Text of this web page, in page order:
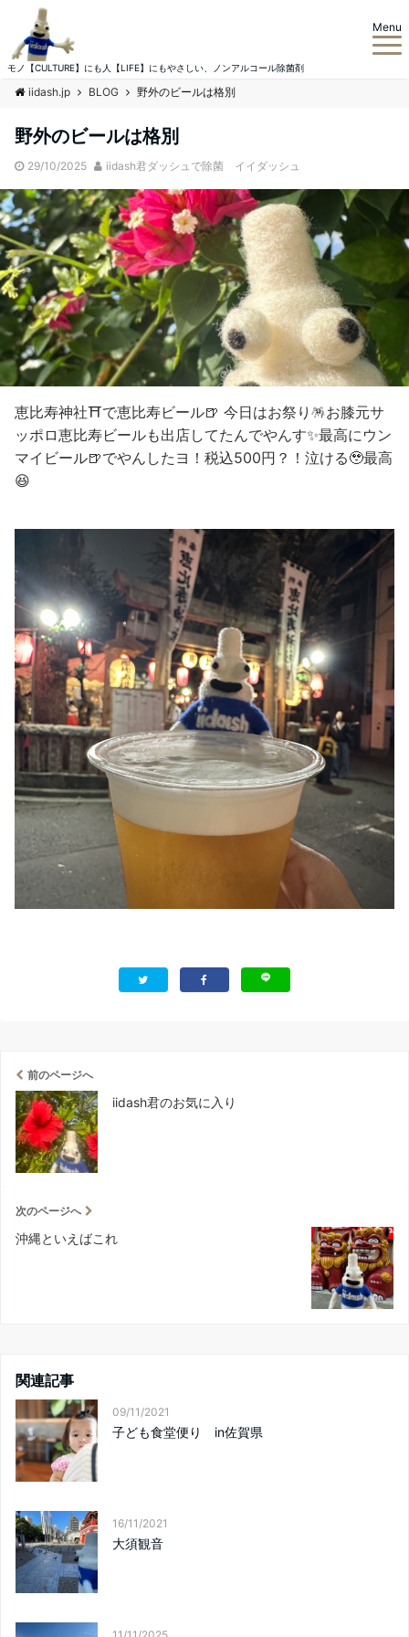
モノ【CULTURE】にも人【LIFE】にもやさしい、ノンアルコール除菌剤
Menu
iidash.jp BLOG 野外のビールは格別
野外のビールは格別
29/10/2025 iidash君ダッシュで除菌 イイダッシュ
恵比寿神社⛩️で恵比寿ビール🍺 今日はお祭り🪅お膝元サ
ッポロ恵比寿ビールも出店してたんでやんす✨最高にウン
マイビール🍺でやんしたヨ！税込500円？！泣ける🥹最高
😆
前のページへ
iidash君のお気に入り
次のページへ
沖縄といえばこれ
関連記事
09/11/2021
子ども食堂便り in佐賀県
16/11/2021
大須観音